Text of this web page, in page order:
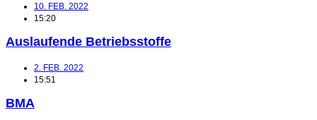
10. FEB. 2022
15:20
Auslaufende Betriebsstoffe
2. FEB. 2022
15:51
BMA